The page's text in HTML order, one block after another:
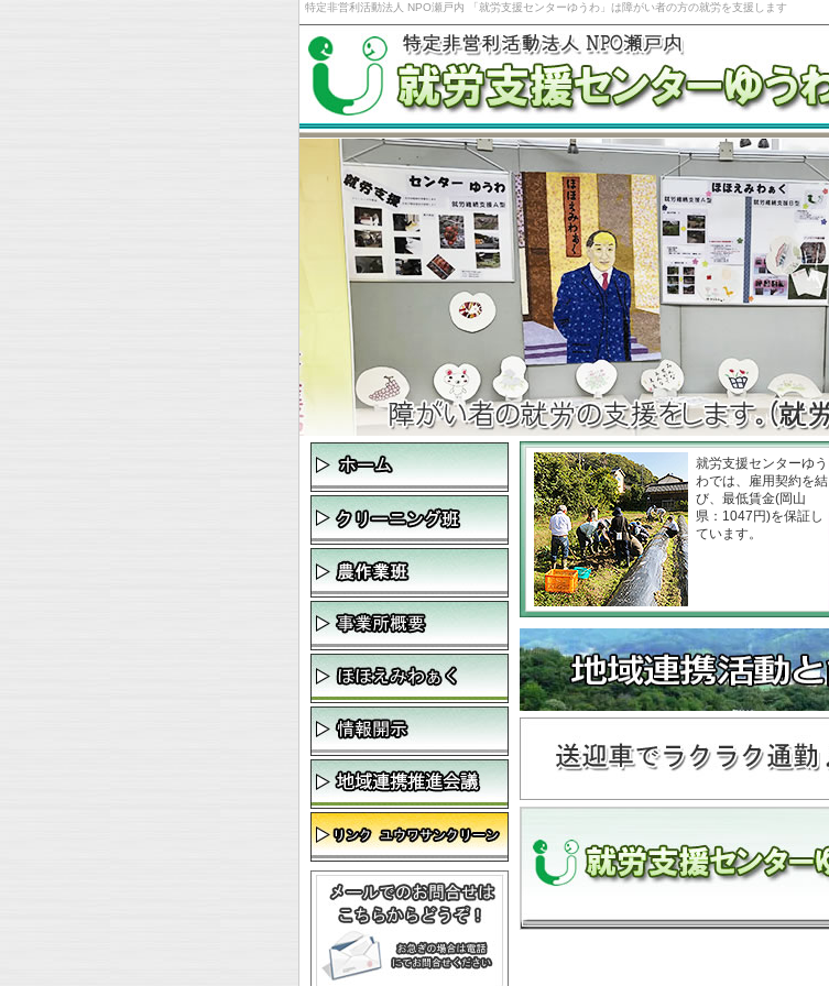
特定非営利活動法人 NPO瀬戸内 「就労支援センターゆうわ」は障がい者の方の就労を支援します
就労支援センターゆう
わでは、雇用契約を結
び、最低賃金(岡山
県：1047円)を保証し
ています。